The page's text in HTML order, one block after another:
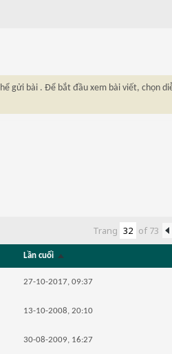
gửi bài . Để bắt đầu xem bài viết, chọn
Trang of 73
Lần cuối
27-10-2017, 09:37
13-10-2008, 20:10
30-08-2009, 16:27